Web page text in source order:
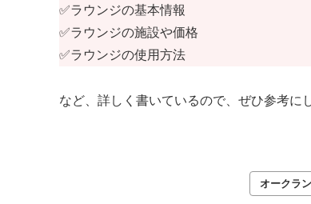
✅ラウンジの基本情報
✅ラウンジの施設や価格
✅ラウンジの使用方法
など、詳しく書いているので、ぜひ参考に
オークラ